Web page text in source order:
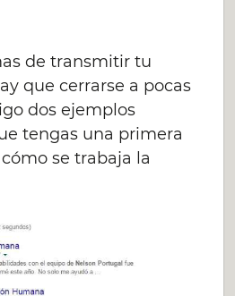
de transmitir tu
que cerrarse a pocas
dos ejemplos
tengas una primera
se trabaja la